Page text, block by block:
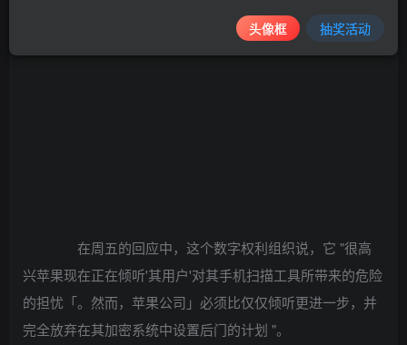
在周五的回应中，这个数字权利组织说，它 "很高
兴苹果现在正在倾听'其用户'对其手机扫描工具所带来的危险
的担忧「。然而，苹果公司」必须比仅仅倾听更进一步，并
完全放弃在其加密系统中设置后门的计划 "。
头像框 抽奖活动